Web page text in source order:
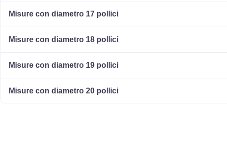
205/60 R16 92H M+S Disponibile
Misure con diametro 17 pollici
Misure con diametro 18 pollici
Misure con diametro 19 pollici
Misure con diametro 20 pollici